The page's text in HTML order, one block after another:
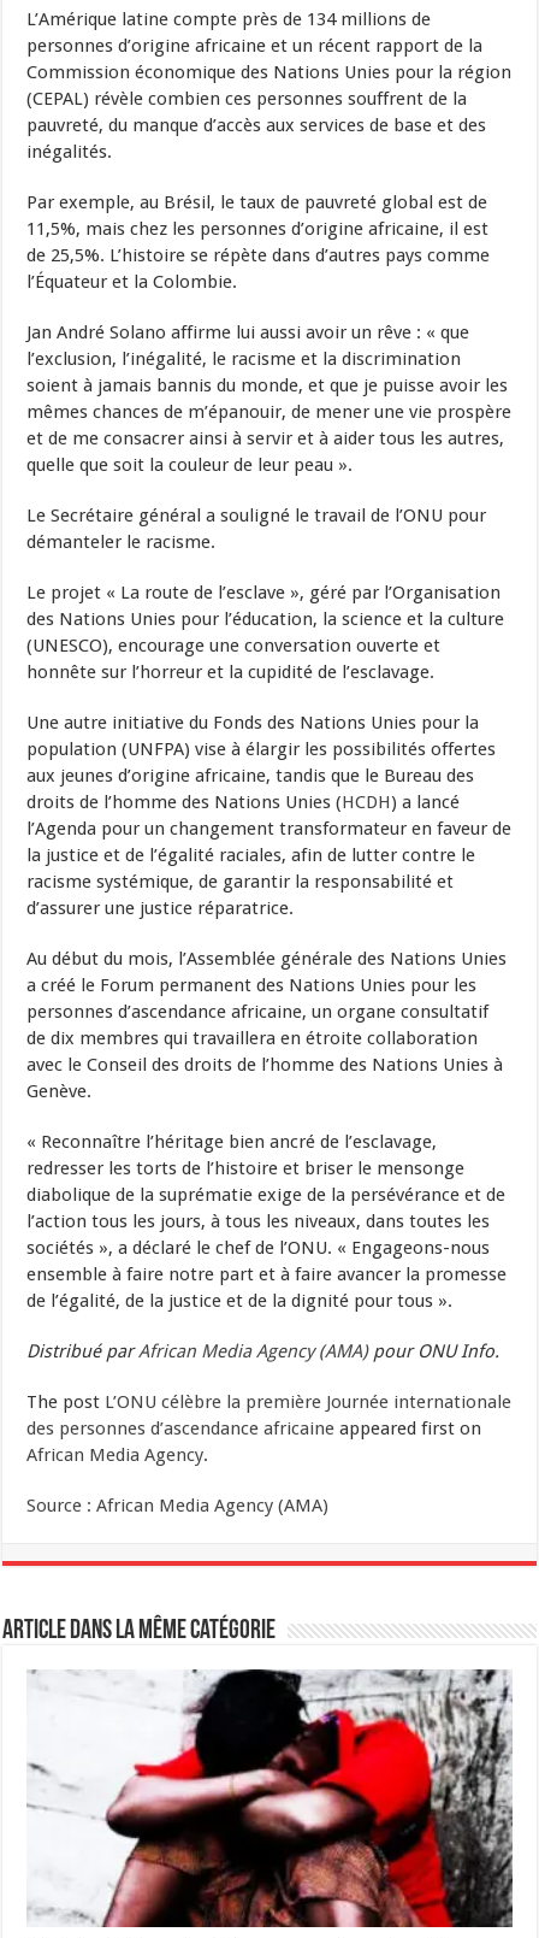
L’Amérique latine compte près de 134 millions de
personnes d’origine africaine et un récent rapport de la
Commission économique des Nations Unies pour la région
(CEPAL) révèle combien ces personnes souffrent de la
pauvreté, du manque d’accès aux services de base et des
inégalités.
Par exemple, au Brésil, le taux de pauvreté global est de
11,5%, mais chez les personnes d’origine africaine, il est
de 25,5%. L’histoire se répète dans d’autres pays comme
l’Équateur et la Colombie.
Jan André Solano affirme lui aussi avoir un rêve : « que
l’exclusion, l’inégalité, le racisme et la discrimination
soient à jamais bannis du monde, et que je puisse avoir les
mêmes chances de m’épanouir, de mener une vie prospère
et de me consacrer ainsi à servir et à aider tous les autres,
quelle que soit la couleur de leur peau ».
Le Secrétaire général a souligné le travail de l’ONU pour
démanteler le racisme.
Le projet « La route de l’esclave », géré par l’Organisation
des Nations Unies pour l’éducation, la science et la culture
(UNESCO), encourage une conversation ouverte et
honnête sur l’horreur et la cupidité de l’esclavage.
Une autre initiative du Fonds des Nations Unies pour la
population (UNFPA) vise à élargir les possibilités offertes
aux jeunes d’origine africaine, tandis que le Bureau des
droits de l’homme des Nations Unies (HCDH) a lancé
l’Agenda pour un changement transformateur en faveur de
la justice et de l’égalité raciales, afin de lutter contre le
racisme systémique, de garantir la responsabilité et
d’assurer une justice réparatrice.
Au début du mois, l’Assemblée générale des Nations Unies
a créé le Forum permanent des Nations Unies pour les
personnes d’ascendance africaine, un organe consultatif
de dix membres qui travaillera en étroite collaboration
avec le Conseil des droits de l’homme des Nations Unies à
Genève.
« Reconnaître l’héritage bien ancré de l’esclavage,
redresser les torts de l’histoire et briser le mensonge
diabolique de la suprématie exige de la persévérance et de
l’action tous les jours, à tous les niveaux, dans toutes les
sociétés », a déclaré le chef de l’ONU. « Engageons-nous
ensemble à faire notre part et à faire avancer la promesse
de l’égalité, de la justice et de la dignité pour tous ».
Distribué parAfrican Media Agency (AMA)pour ONU Info.
The post L’ONU célèbre la première Journée internationale
des personnes d’ascendance africaine appeared first on
African Media Agency.
Source : African Media Agency (AMA)
Article dans la même catégorie